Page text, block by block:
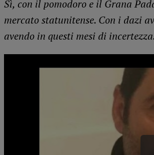
Sì, con il pomodoro e il Grana
mercato statunitense. Con i dazi
avendo in questi mesi di